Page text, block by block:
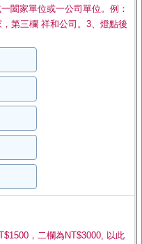
闔家單位或一公司單位。例：
第三欄 祥和公司。3、燈點後
，二欄為NT$3000, 以此